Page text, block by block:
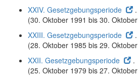
XXIV. Gesetzgebungsperiode
.
(30. Oktober 1991 bis 30. Oktober
XXIII. Gesetzgebungsperiode
.
(28. Oktober 1985 bis 29. Oktober
XXII. Gesetzgebungsperiode
.
(25. Oktober 1979 bis 27. Oktober